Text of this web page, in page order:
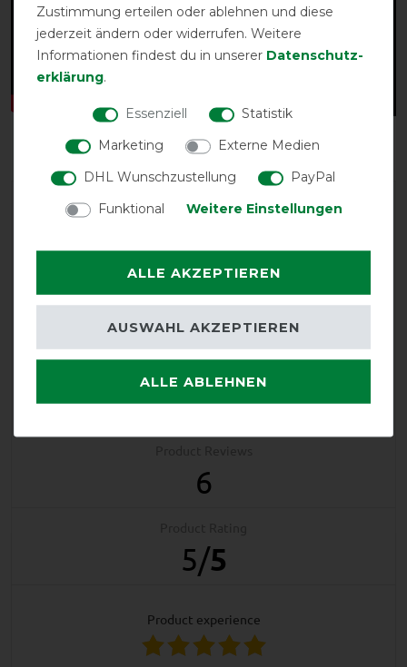
EXCELLENT
6
5/5
product experience
Zustimmung erteilen oder ablehnen und diese
jederzeit ändern oder widerrufen. Weitere
Informationen findest du in unserer Daten­schutz­
erklärung.
Essenziell
Statistik
Marketing
Externe Medien
DHL Wunschzustellung
PayPal
Funktional
Weitere Einstellungen
ALLE AKZEPTIEREN
ALLE ABLEHNEN
AUSWAHL AKZEPTIEREN